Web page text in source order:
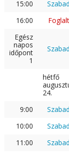
15:00
Szabad
16:00
Foglalt
Egész
napos
időpont
1
Szabad
hétfő
24.
9:00
Szabad
10:00
Szabad
11:00
Szabad